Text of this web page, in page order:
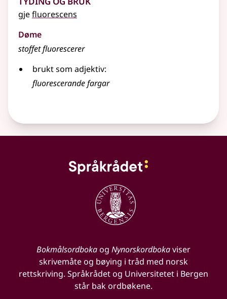
gjefluorescens
Døme
stoffet fluorescerer
brukt som adjektiv:
fluorescerande fargar
Bokmålsordbokaog Nynorskordbokaviser
skrivemåte og bøying i tråd med norsk
rettskriving. Språkrådet og Universitetet i Bergen
står bak ordbøkene.